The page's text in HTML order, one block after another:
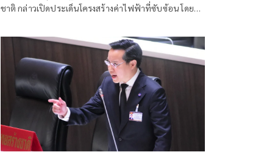
ชาติ กล่าวเปิดประเด็นโครงสร้างค่าไฟฟ้าที่ซับซ้อน โดย
อยู่หลายชั้น และสุดท้ายภาระทั้งหมดตกอยู่ที่ประชาชน